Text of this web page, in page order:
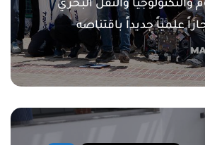
والتكنولوجيا والنقل البحري